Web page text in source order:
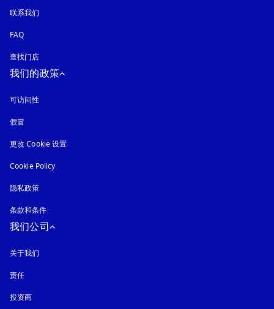
联系我们
FAQ
查找门店
我们的政策
可访问性
假冒
更改 Cookie 设置
Cookie Policy
隐私政策
条款和条件
我们公司
关于我们
责任
投资商